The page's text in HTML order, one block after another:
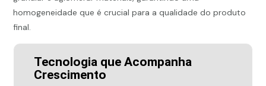
homogeneidade que é crucial para a qualidade do produto
final.
Tecnologia que Acompanha
Crescimento